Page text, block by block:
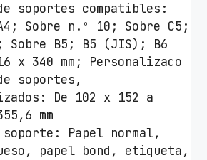
de soportes compatibles:
Sobre n.º 10; Sobre C5;
Sobre B5; B5 (JIS); B6
x 340 mm; Personalizado
soportes,
De 102 x 152 a
mm
Papel normal,
papel bond, etiqueta,